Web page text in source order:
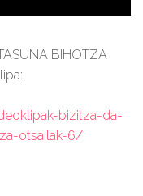
BIHOTZA
bizitza-da-
otsailak-6/